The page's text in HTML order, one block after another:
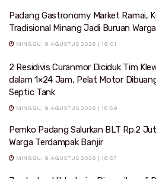
Padang Gastronomy Market Ramai,
Tradisional Minang Jadi Buruan Warga
MINGGU, 9 AGUSTUS 2026 | 19:01
2 Residivis Curanmor Diciduk Tim
dalam 1×24 Jam, Pelat Motor
Septic Tank
MINGGU, 9 AGUSTUS 2026 | 18:59
Pemko Padang Salurkan BLT Rp.2
Warga Terdampak Banjir
MINGGU, 9 AGUSTUS 2026 | 18:57